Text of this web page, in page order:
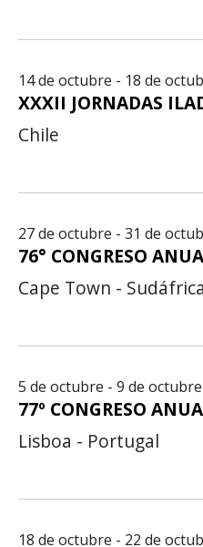
14 de octubre - 18 de
XXXII JORNADAS
Chile
27 de octubre - 31 de
76° CONGRESO
Cape Town - Sudáfrica
5 de octubre - 9 de octubre
77º CONGRESO
Lisboa - Portugal
18 de octubre - 22 de